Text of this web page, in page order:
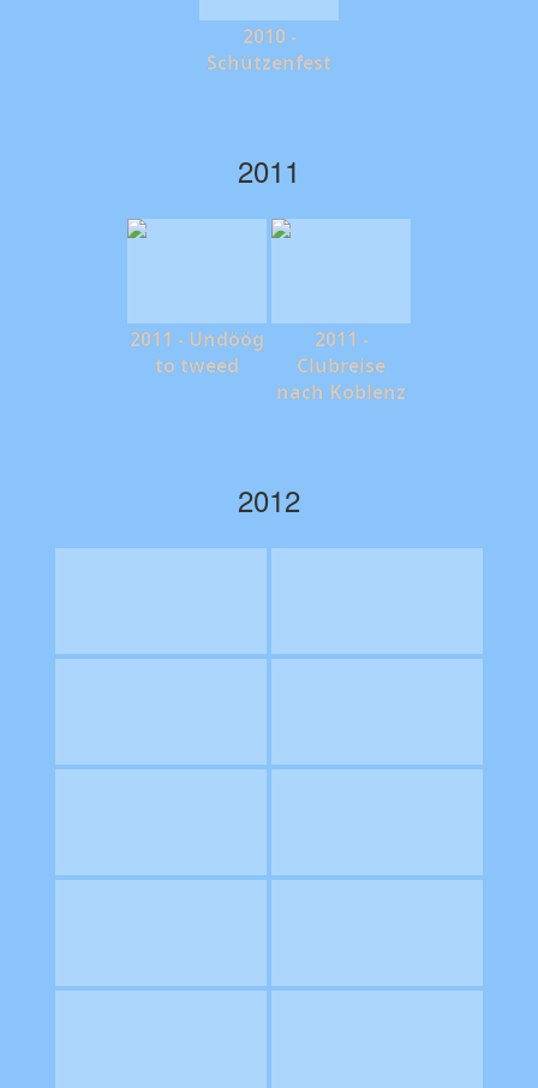
2010 -
Schützenfest
2011
2011 - Undöög
to tweed
2011 -
Clubreise
nach Koblenz
2012